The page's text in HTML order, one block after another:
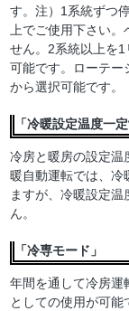
す。注）1系統ずつ
上でご使用下さい
せん。2系統以上を
可能です。ローテー
から選択可能です。
「冷暖設定温度一定
冷房と暖房の設定温
暖自動運転では、冷
ますが、冷暖設定
ん。
「冷専モード」
年間を通して冷房運
としての使用が可能